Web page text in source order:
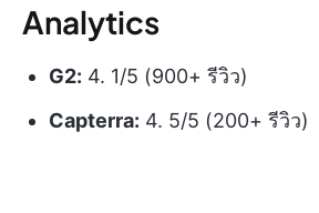
Analytics
G2: 4. 1/5 (900+ รีวิว)
Capterra: 4. 5/5 (200+ รีวิว)